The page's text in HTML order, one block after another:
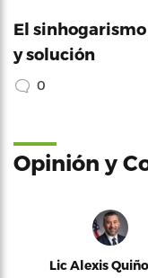
El
y solución
0
Opinión y
Lic Alexis